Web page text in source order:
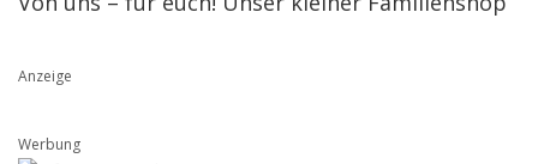
Anzeige
Werbung